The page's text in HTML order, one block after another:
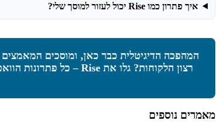
איך פתרון כמו Rise יכול לעזור למוסך שלי?
המהפכה הדיגיטלית כבר כאן, ומוסכים
רצון הלקוחות? גלו את Rise – כל פתרונות הוואטסאפ לעסקים מבית MyBusiness
מאמרים נוספים